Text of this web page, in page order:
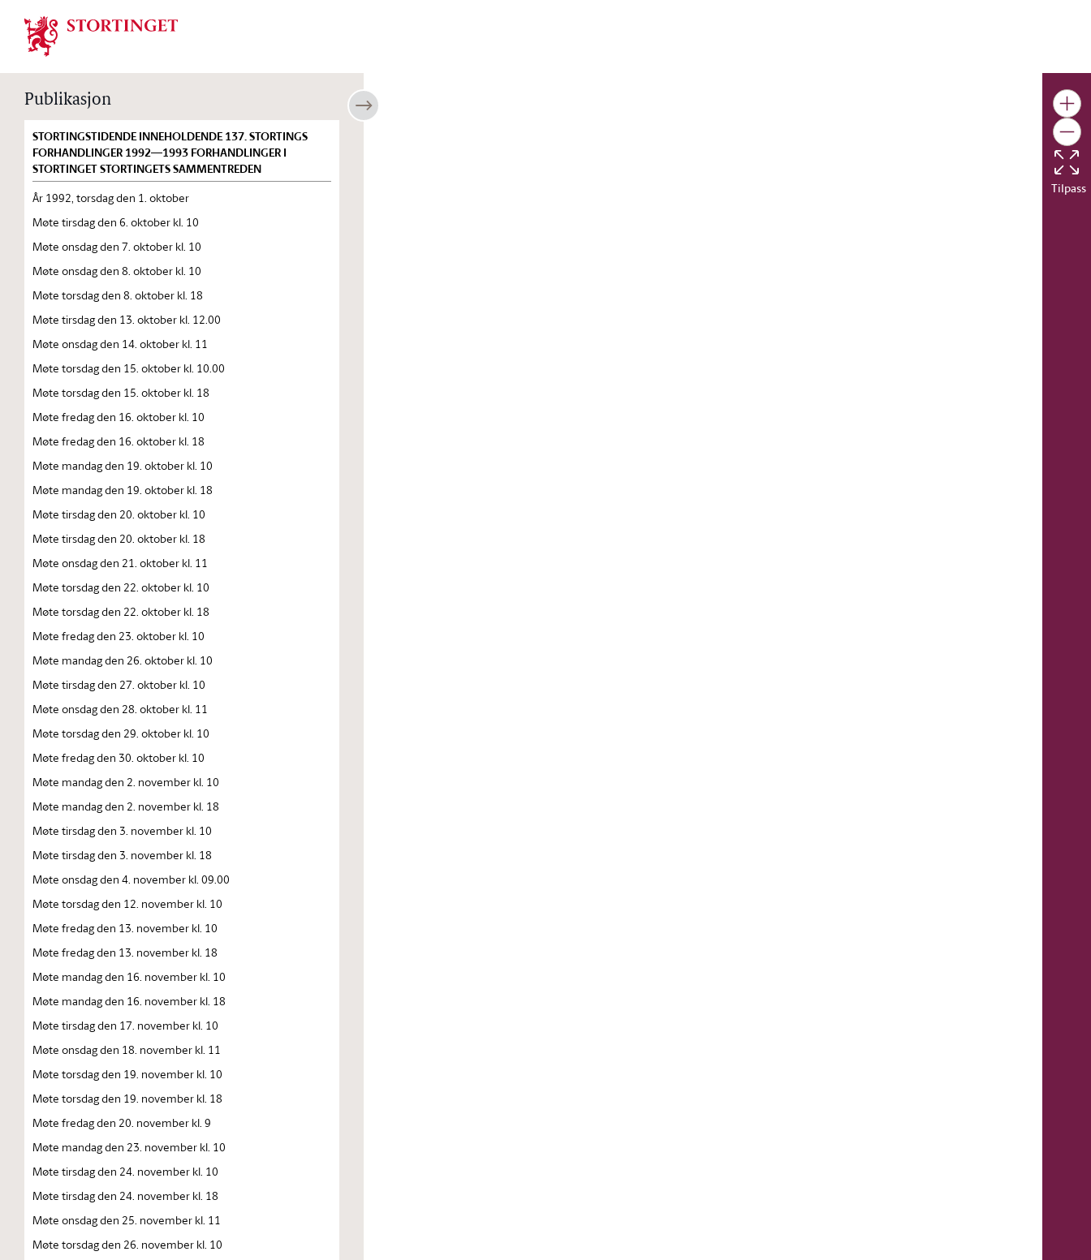
Stortinget.no
Publikasjon
STORTINGSTIDENDE INNEHOLDENDE 137. STORTINGS
FORHANDLINGER 1992—1993 FORHANDLINGER I
STORTINGET STORTINGETS SAMMENTREDEN
År 1992, torsdag den 1. oktober
Møte tirsdag den 6. oktober kl. 10
Møte onsdag den 7. oktober kl. 10
Møte onsdag den 8. oktober kl. 10
Møte torsdag den 8. oktober kl. 18
Møte tirsdag den 13. oktober kl. 12.00
Møte onsdag den 14. oktober kl. 11
Møte torsdag den 15. oktober kl. 10.00
Møte torsdag den 15. oktober kl. 18
Møte fredag den 16. oktober kl. 10
Møte fredag den 16. oktober kl. 18
Møte mandag den 19. oktober kl. 10
Møte mandag den 19. oktober kl. 18
Møte tirsdag den 20. oktober kl. 10
Møte tirsdag den 20. oktober kl. 18
Møte onsdag den 21. oktober kl. 11
Møte torsdag den 22. oktober kl. 10
Møte torsdag den 22. oktober kl. 18
Møte fredag den 23. oktober kl. 10
Møte mandag den 26. oktober kl. 10
Møte tirsdag den 27. oktober kl. 10
Møte onsdag den 28. oktober kl. 11
Møte torsdag den 29. oktober kl. 10
Møte fredag den 30. oktober kl. 10
Møte mandag den 2. november kl. 10
Møte mandag den 2. november kl. 18
Møte tirsdag den 3. november kl. 10
Møte tirsdag den 3. november kl. 18
Møte onsdag den 4. november kl. 09.00
Møte torsdag den 12. november kl. 10
Møte fredag den 13. november kl. 10
Møte fredag den 13. november kl. 18
Møte mandag den 16. november kl. 10
Møte mandag den 16. november kl. 18
Møte tirsdag den 17. november kl. 10
Møte onsdag den 18. november kl. 11
Møte torsdag den 19. november kl. 10
Møte torsdag den 19. november kl. 18
Møte fredag den 20. november kl. 9
Møte mandag den 23. november kl. 10
Møte tirsdag den 24. november kl. 10
Møte tirsdag den 24. november kl. 18
Møte onsdag den 25. november kl. 11
Møte torsdag den 26. november kl. 10